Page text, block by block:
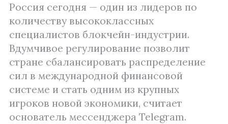
Россия сегодня — один из лидеров по
количеству высококлассных
специалистов блокчейн-индустрии.
Вдумчивое регулирование позволит
стране сбалансировать распределение
сил в международной финансовой
системе и стать одним из крупных
игроков новой экономики, считает
основатель мессенджера Telegram.